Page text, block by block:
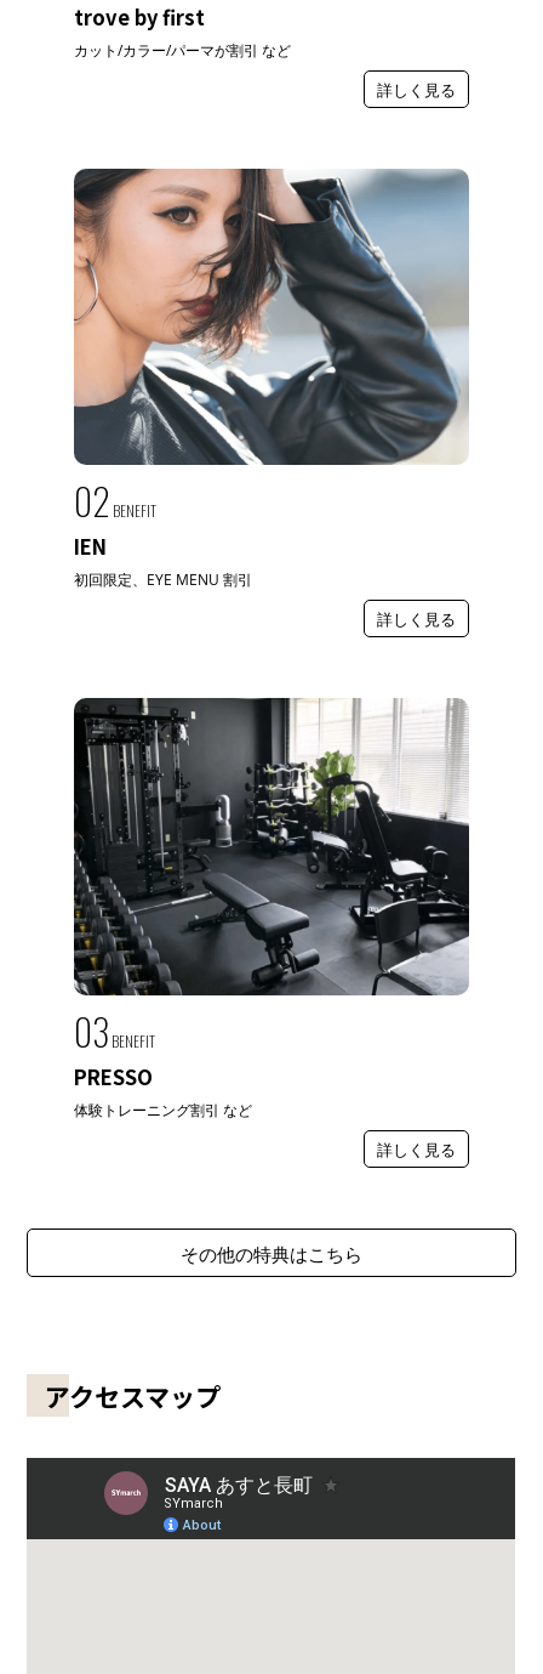
trove by first
カット/カラー/パーマが割引 など
詳しく見る
02 BENEFIT
IEN
初回限定、EYE MENU 割引
詳しく見る
03 BENEFIT
PRESSO
体験トレーニング割引 など
詳しく見る
その他の特典はこちら
アクセスマップ